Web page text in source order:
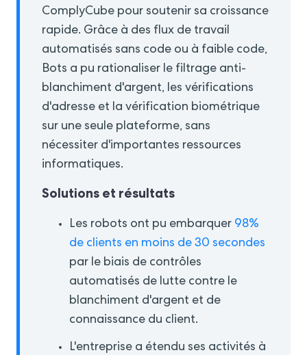
ComplyCube pour soutenir sa croissance
rapide. Grâce à des flux de travail
automatisés sans code ou à faible code,
Bots a pu rationaliser le filtrage anti-
blanchiment d'argent, les vérifications
d'adresse et la vérification biométrique
sur une seule plateforme, sans
nécessiter d'importantes ressources
informatiques.
Solutions et résultats
Les robots ont pu embarquer 98%
de clients en moins de 30 secondes
par le biais de contrôles
automatisés de lutte contre le
blanchiment d'argent et de
connaissance du client.
L'entreprise a étendu ses activités à